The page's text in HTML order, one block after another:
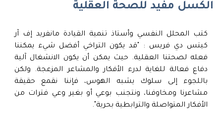
الكسل مفيد للصحة العقلية
كتب المحلل النفسي وأستاذ تنمية القيادة مانفريد إف آر
كيتس دي فريس : "قد يكون التراخي أفضل شيء يمكننا
فعله لصحتنا العقلية. حيث يمكن أن يكون الانشغال آلية
دفاع فعالة للغاية لدرء الأفكار والمشاعر المزعجة. ولكن
باللجوء إلى سلوك يشبه الهوس، فإننا نقمع حقيقة
مشاعرنا ومخاوفنا، ونتجنب بوعي أو بغير وعي فترات من
الأفكار المتواصلة والترابطية بحرية".